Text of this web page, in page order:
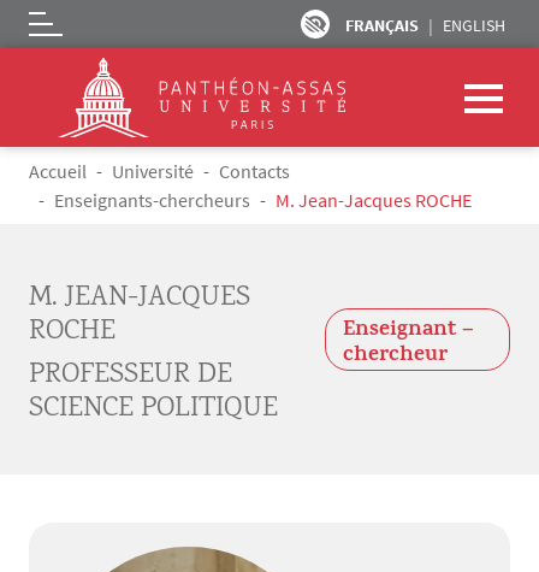
Aller au contenu principal
FRANÇAIS ENGLISH
Logo
Fil d'Ariane
Accueil Université
Contacts
Enseignants-chercheurs
M. Jean-Jacques ROCHE
M. JEAN-JACQUES
ROCHE
PROFESSEUR DE
SCIENCE POLITIQUE
Enseignant –
chercheur